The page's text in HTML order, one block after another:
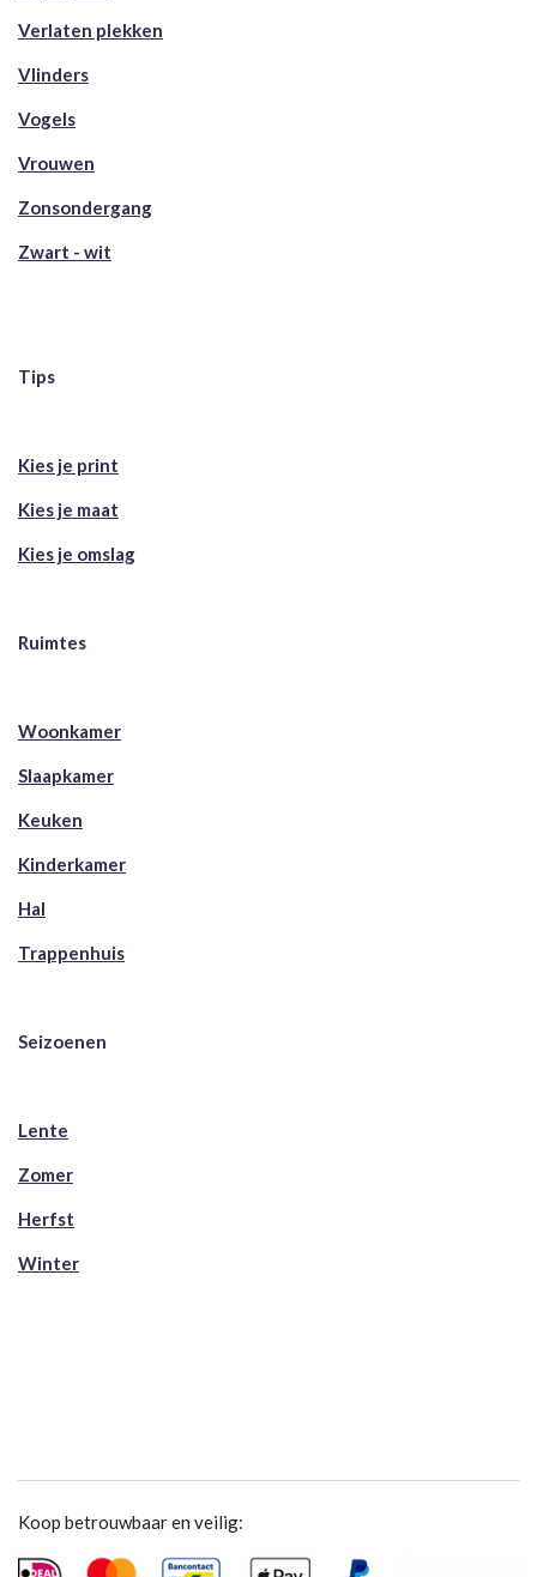
Verlaten plekken
Vlinders
Vogels
Vrouwen
Zonsondergang
Zwart - wit
Tips
Kies je print
Kies je maat
Kies je omslag
Ruimtes
Woonkamer
Slaapkamer
Keuken
Kinderkamer
Hal
Trappenhuis
Seizoenen
Lente
Zomer
Herfst
Winter
Koop betrouwbaar en veilig: